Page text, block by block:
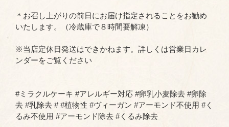
＊お召し上がりの前日にお届け指定されることをお勧め
いたします。（冷蔵庫で８時間要解凍）
※当店定休日発送はできかねます。詳しくは営業日カレ
ンダーをご覧ください
#ミラクルケーキ #アレルギー対応 #卵乳小麦除去 #卵除
去 #乳除去 # #植物性 #ヴィーガン #アーモンド不使用 #く
るみ不使用 #アーモンド除去 #くるみ除去